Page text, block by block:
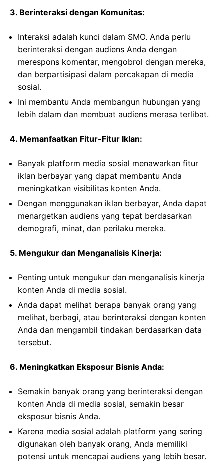
3. Berinteraksi dengan Komunitas:
Interaksi adalah kunci dalam SMO. Anda perlu
berinteraksi dengan audiens Anda dengan
merespons komentar, mengobrol dengan mereka,
dan berpartisipasi dalam percakapan di media
sosial.
Ini membantu Anda membangun hubungan yang
lebih dalam dan membuat audiens merasa terlibat.
4. Memanfaatkan Fitur-Fitur Iklan:
Banyak platform media sosial menawarkan fitur
iklan berbayar yang dapat membantu Anda
meningkatkan visibilitas konten Anda.
Dengan menggunakan iklan berbayar, Anda dapat
menargetkan audiens yang tepat berdasarkan
demografi, minat, dan perilaku mereka.
5. Mengukur dan Menganalisis Kinerja:
Penting untuk mengukur dan menganalisis kinerja
konten Anda di media sosial.
Anda dapat melihat berapa banyak orang yang
melihat, berbagi, atau berinteraksi dengan konten
Anda dan mengambil tindakan berdasarkan data
tersebut.
6. Meningkatkan Eksposur Bisnis Anda:
Semakin banyak orang yang berinteraksi dengan
konten Anda di media sosial, semakin besar
eksposur bisnis Anda.
Karena media sosial adalah platform yang sering
digunakan oleh banyak orang, Anda memiliki
potensi untuk mencapai audiens yang lebih besar.